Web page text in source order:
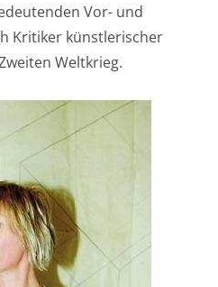
Vor- und
Kritiker künstlerischer
Weltkrieg.